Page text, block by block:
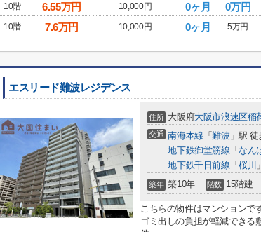
10階
6.55万円 10,000円 0ヶ月 0万円
10階
7.6万円 10,000円 0ヶ月 5万円
エスリード難波レジデンス
住所 大阪府大阪市浪速区稲
交通 南海本線 「難波 」駅
地下鉄御堂筋線 「 なん
地下鉄千日前線 「桜川
築年 築10年 階数 15階建
こちらの物件はマンションで
ゴミ出しの負担が軽減できる